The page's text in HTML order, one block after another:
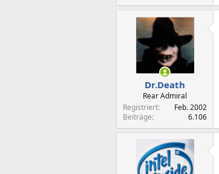
Dr.Death
Rear Admiral
Registriert
Feb. 2002
Beiträge
6.106